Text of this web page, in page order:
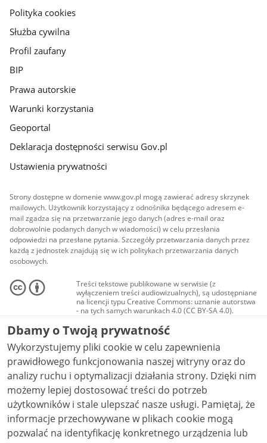
gov.pl
Polityka cookies
Służba cywilna
Profil zaufany
BIP
Prawa autorskie
Warunki korzystania
Geoportal
Deklaracja dostępności serwisu Gov.pl
Ustawienia prywatności
Strony dostępne w domenie www.gov.pl mogą zawierać adresy skrzynek
mailowych. Użytkownik korzystający z odnośnika będącego adresem e-
mail zgadza się na przetwarzanie jego danych (adres e-mail oraz
dobrowolnie podanych danych w wiadomości) w celu przesłania
odpowiedzi na przesłane pytania. Szczegóły przetwarzania danych przez
każdą z jednostek znajdują się w ich politykach przetwarzania danych
osobowych.
Treści tekstowe publikowane w serwisie (z
wyłączeniem treści audiowizualnych), są udostępniane
na licencji typu Creative Commons: uznanie autorstwa
- na tych samych warunkach 4.0 (CC BY-SA 4.0).
Materiały audiowizualne, w tym zdjęcia, materiały
audio i wideo, są udostępniane na licencji typu
Creative Commons: uznanie autorstwa użycie
niekomercyjne - bez utworów zależnych 4.0 (CC BY-
NC-ND 4.0), o ile nie jest to stwierdzone inaczej.
Dbamy o Twoją prywatność
Wykorzystujemy pliki cookie w celu zapewnienia
prawidłowego funkcjonowania naszej witryny oraz do
analizy ruchu i optymalizacji działania strony. Dzięki nim
możemy lepiej dostosować treści do potrzeb
użytkowników i stale ulepszać nasze usługi. Pamiętaj, że
informacje przechowywane w plikach cookie mogą
pozwalać na identyfikację konkretnego urządzenia lub